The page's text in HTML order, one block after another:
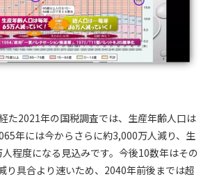
た2021年の国税調査では、生産年齢人口は
年には今からさらに約3,000万人減り、生
程度になる見込みです。今後10数年はその
り具合より速いため、2040年前後までは超